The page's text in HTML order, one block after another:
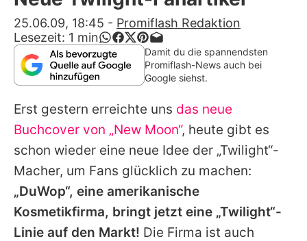
Alle Themen auf Promiflash
Jobs
App runterladen
Redaktionelle Richtlinien
Impressum
Datenschutzerklärung
Nutzungsbedingungen
25.06.09, 18:45 - Promiflash Redaktion
Lesezeit: 1 min
Damit du die spannendsten
Promiflash-News auch bei
Google siehst.
Erst gestern erreichte uns das neue
Buchcover von „New Moon“, heute gibt es
schon wieder eine neue Idee der „Twilight“-
Macher, um Fans glücklich zu machen:
„DuWop“, eine amerikanische
Kosmetikfirma, bringt jetzt eine „Twilight“-
Linie auf den Markt! Die Firma ist auch